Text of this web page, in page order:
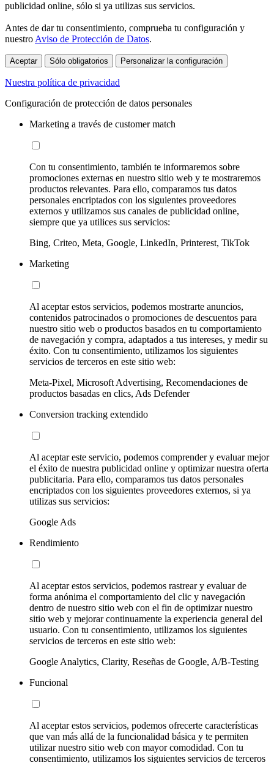
publicidad online, sólo si ya utilizas sus servicios.
Antes de dar tu consentimiento, comprueba tu configuración y
nuestro Aviso de Protección de Datos.
Aceptar Sólo obligatorios Personalizar la configuración
Nuestra política de privacidad
Configuración de protección de datos personales
Marketing a través de customer match
Con tu consentimiento, también te informaremos sobre
promociones externas en nuestro sitio web y te mostraremos
productos relevantes. Para ello, comparamos tus datos
personales encriptados con los siguientes proveedores
externos y utilizamos sus canales de publicidad online,
siempre que ya utilices sus servicios:
Bing, Criteo, Meta, Google, LinkedIn, Printerest, TikTok
Marketing
Al aceptar estos servicios, podemos mostrarte anuncios,
contenidos patrocinados o promociones de descuentos para
nuestro sitio web o productos basados en tu comportamiento
de navegación y compra, adaptados a tus intereses, y medir su
éxito. Con tu consentimiento, utilizamos los siguientes
servicios de terceros en este sitio web:
Meta-Pixel, Microsoft Advertising, Recomendaciones de
productos basadas en clics, Ads Defender
Conversion tracking extendido
Al aceptar este servicio, podemos comprender y evaluar mejor
el éxito de nuestra publicidad online y optimizar nuestra oferta
publicitaria. Para ello, comparamos tus datos personales
encriptados con los siguientes proveedores externos, si ya
utilizas sus servicios:
Google Ads
Rendimiento
Al aceptar estos servicios, podemos rastrear y evaluar de
forma anónima el comportamiento del clic y navegación
dentro de nuestro sitio web con el fin de optimizar nuestro
sitio web y mejorar continuamente la experiencia general del
usuario. Con tu consentimiento, utilizamos los siguientes
servicios de terceros en este sitio web:
Google Analytics, Clarity, Reseñas de Google, A/B-Testing
Funcional
Al aceptar estos servicios, podemos ofrecerte características
que van más allá de la funcionalidad básica y te permiten
utilizar nuestro sitio web con mayor comodidad. Con tu
consentimiento, utilizamos los siguientes servicios de terceros